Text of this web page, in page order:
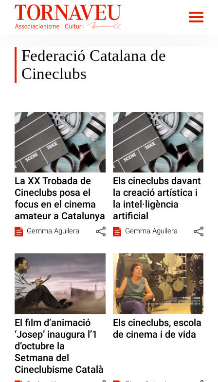
Federació Catalana de
Cineclubs
La XX Trobada de
Cineclubs posa el
focus en el cinema
amateur a Catalunya
Gemma Aguilera
Els cineclubs davant
la creació artística i
la intel·ligència
artificial
Gemma Aguilera
El film d’animació
‘Josep’ inaugura l’1
d’octubre la
Setmana del
Cineclubisme Català
Els cineclubs, escola
de cinema i de vida